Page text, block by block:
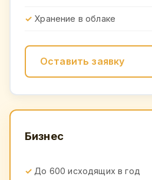
Хранение в облаке
Оставить заявку
Бизнес
До 600 исходящих в год